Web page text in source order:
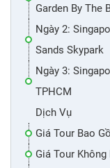
Garden By The
Ngày 2:
Sands Skypark
Ngày 3:
TPHCM
Dịch Vụ
Giá Tour Bao
Giá Tour